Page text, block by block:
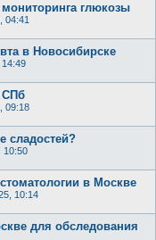
глюкозы
04:41
в Новосибирске
14:49
СПб
09:18
сладостей?
10:50
в Москве
10:14
для обследования